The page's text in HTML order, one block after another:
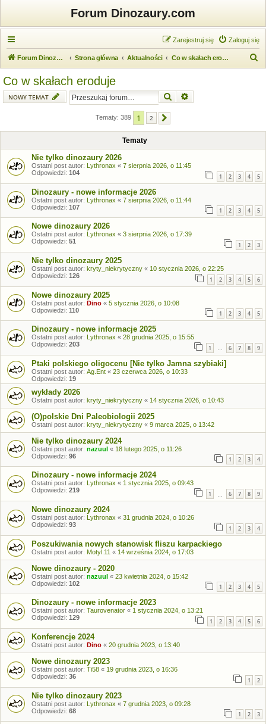
Forum Dinozaury.com
Zaloguj się
Zarejestruj się
Forum Dinozaury.com Strona główna Aktualności Co w skałach eroduje
Co w skałach eroduje
NOWY TEMAT Szukaj
Tematy: 389 1 2
Tematy
Nie tylko dinozaury 2026
Ostatni post autor: Lythronax « 7 sierpnia 2026, o 11:45
Odpowiedzi: 104 1 2 3 4 5
Dinozaury - nowe informacje 2026
Ostatni post autor: Lythronax « 7 sierpnia 2026, o 11:44
Odpowiedzi: 107 1 2 3 4 5
Nowe dinozaury 2026
Ostatni post autor: Lythronax « 3 sierpnia 2026, o 17:39
Odpowiedzi: 51 1 2 3
Nie tylko dinozaury 2025
Ostatni post autor: kryty_niekrytyczny « 10 stycznia 2026, o 22:25
Odpowiedzi: 126 1 2 3 4 5 6
Nowe dinozaury 2025
Ostatni post autor: Dino « 5 stycznia 2026, o 10:08
Odpowiedzi: 110 1 2 3 4 5
Dinozaury - nowe informacje 2025
Ostatni post autor: Lythronax « 28 grudnia 2025, o 15:55
Odpowiedzi: 203 1 … 6 7 8 9
Ptaki polskiego oligocenu [Nie tylko Jamna szybiaki]
Ostatni post autor: Ag.Ent « 23 czerwca 2026, o 10:33
Odpowiedzi: 19
wykłady 2026
Ostatni post autor: kryty_niekrytyczny « 14 stycznia 2026, o 10:43
(O)polskie Dni Paleobiologii 2025
Ostatni post autor: kryty_niekrytyczny « 9 marca 2025, o 13:42
Nie tylko dinozaury 2024
Ostatni post autor: nazuul « 18 lutego 2025, o 11:26
Odpowiedzi: 96 1 2 3 4
Dinozaury - nowe informacje 2024
Ostatni post autor: Lythronax « 1 stycznia 2025, o 09:43
Odpowiedzi: 219 1 6 7 8 9
Nowe dinozaury 2024
Ostatni post autor: Lythronax « 31 grudnia 2024, o 10:26
Odpowiedzi: 93 1 2 3 4
Poszukiwania nowych stanowisk fliszu karpackiego
Ostatni post autor: Motyl.11 « 14 września 2024, o 17:03
Nowe dinozaury - 2020
Ostatni post autor: nazuul « 23 kwietnia 2024, o 15:42
Odpowiedzi: 102 1 2 3 4 5
Dinozaury - nowe informacje 2023
Ostatni post autor: Taurovenator « 1 stycznia 2024, o 13:21
Odpowiedzi: 129 1 2 3 4 5 6
Konferencje 2024
Ostatni post autor: Dino « 20 grudnia 2023, o 13:40
Nowe dinozaury 2023
Ostatni post autor: Ti58 « 19 grudnia 2023, o 16:36
Odpowiedzi: 36 1 2
Nie tylko dinozaury 2023
Ostatni post autor: Lythronax « 7 grudnia 2023, o 09:28
Odpowiedzi: 68 1 2 3